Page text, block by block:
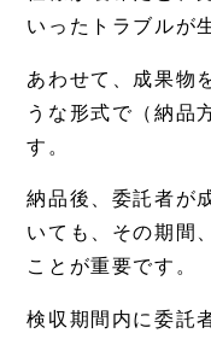
いったトラブルが
あわせて、成果物
うな形式で（納品
す。
納品後、委託者が
いても、その期間
ことが重要です。
検収期間内に委託